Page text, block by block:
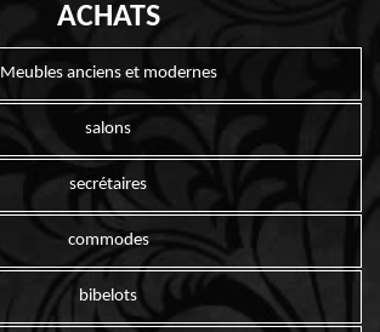
ACHATS
Meubles anciens et modernes
salons
secrétaires
commodes
bibelots